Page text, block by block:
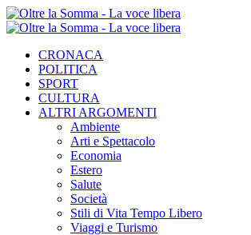
CRONACA
POLITICA
SPORT
CULTURA
ALTRI ARGOMENTI
Ambiente
Arti e Spettacolo
Economia
Estero
Salute
Società
Stili di Vita Tempo Libero
Viaggi e Turismo